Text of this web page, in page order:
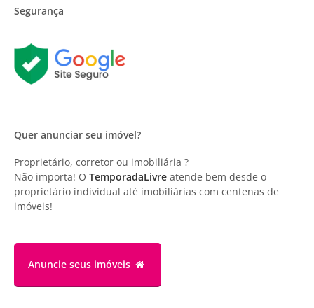
Segurança
Quer anunciar seu imóvel?
Proprietário, corretor ou imobiliária ?
Não importa! O TemporadaLivre atende bem desde o
proprietário individual até imobiliárias com centenas de
imóveis!
Anuncie seus imóveis